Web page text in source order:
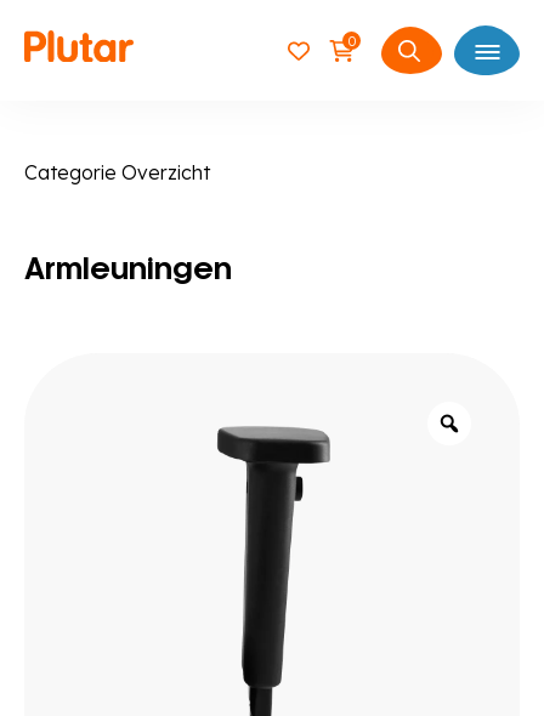
0
Zoeken
Open
Categorie Overzicht
Armleuningen